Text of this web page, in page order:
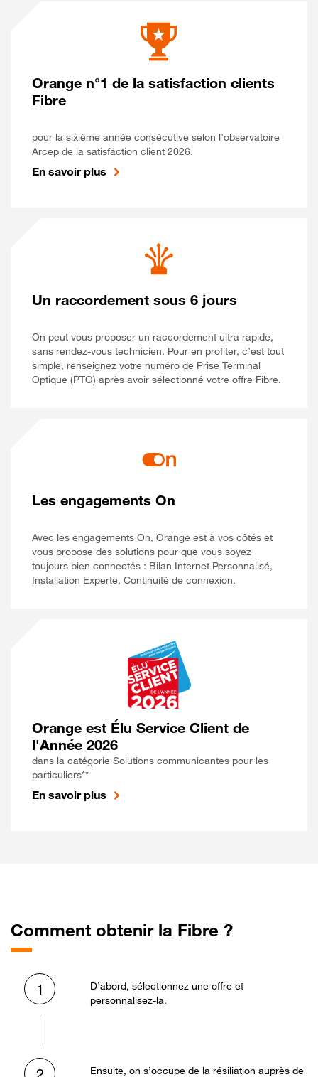
Orange n°1 de la satisfaction clients
Fibre
pour la sixième année consécutive selon l’observatoire
Arcep de la satisfaction client 2026.
En savoir plus
Un raccordement sous 6 jours
On peut vous proposer un raccordement ultra rapide,
sans rendez-vous technicien. Pour en profiter, c’est tout
simple, renseignez votre numéro de Prise Terminal
Optique (PTO) après avoir sélectionné votre offre Fibre.
Les engagements On
Avec les engagements On, Orange est à vos côtés et
vous propose des solutions pour que vous soyez
toujours bien connectés : Bilan Internet Personnalisé,
Installation Experte, Continuité de connexion.
Orange est Élu Service Client de
l'Année 2026
dans la catégorie Solutions communicantes pour les
particuliers**
En savoir plus
Comment obtenir la Fibre ?
1
D’abord, sélectionnez une offre et
personnalisez-la.
Ensuite, on s’occupe de la résiliation auprès de